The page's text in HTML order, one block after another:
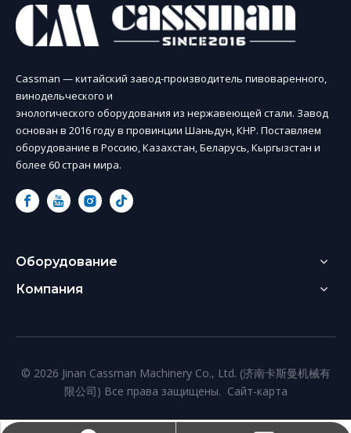
Cassman — китайский завод-производитель пивоваренного,
винодельческого и
энологического оборудования из нержавеющей стали. Завод
основан в 2016 году в провинции Шаньдун, КНР. Поставляем
оборудование в Россию, Казахстан, Беларусь, Кыргызстан и
более 60 стран мира.
Оборудование
Компания
© 2026 Jinan Cassman Machinery Co., Ltd. (济南卡斯曼机械有
限公司) Все права защищены. Сайт-карта